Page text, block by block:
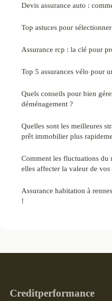
Devis assurance auto :
Top astuces pour
Assurance rcp : la clé pour
Top 5 assurances vélo pour
Quels conseils pour bien
déménagement ?
Quelles sont les meilleures
prêt immobilier plus
Comment les fluctuations
elles affecter la valeur de vos
Assurance habitation à
!
Creditperformance